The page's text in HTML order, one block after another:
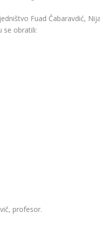
Fuad Čabaravdić,
se obratili:
profesor.